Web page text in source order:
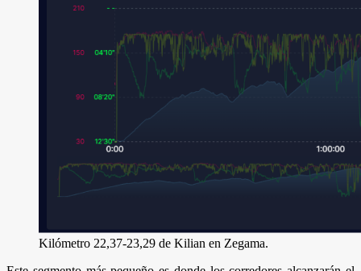
Kilómetro 22,37-23,29 de Kilian en Zegama.